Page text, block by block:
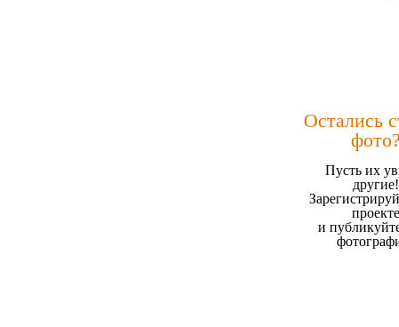
Остались
Пусть их
другие!
проекте
и